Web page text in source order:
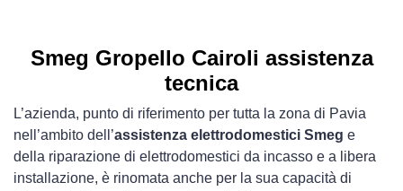
Smeg Gropello Cairoli assistenza
tecnica
L’azienda, punto di riferimento per tutta la zona di Pavia
nell’ambito dell’assistenza elettrodomestici Smeg e
della riparazione di elettrodomestici da incasso e a libera
installazione, è rinomata anche per la sua capacità di